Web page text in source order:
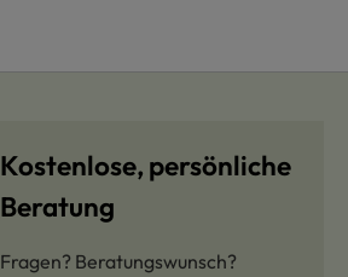
Kostenlose, persönliche
Beratung
Fragen? Beratungswunsch?